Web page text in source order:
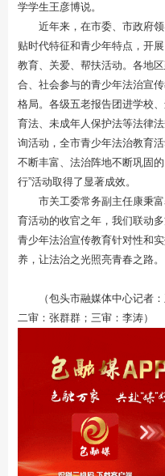
学学生王彦博说。
近年来，在市委、市政府
贴时代特征和青少年特点，开
教育、关爱、帮扶活动。各地
合、社会参与的青少年法治宣
格局。各级五老报告团进学校
育法、未成年人保护法等法律
询活动，全市青少年法治教育
不断丰富、法治阵地不断巩固
行”活动取得了显著成效。
市关工委常务副主任康秉
育活动的收官之年，我们联动
青少年法治宣传教育针对性和
养，让法治之光照亮青春之路。
（包头市融媒体中心记者
二审：张群群；三审：李涛）